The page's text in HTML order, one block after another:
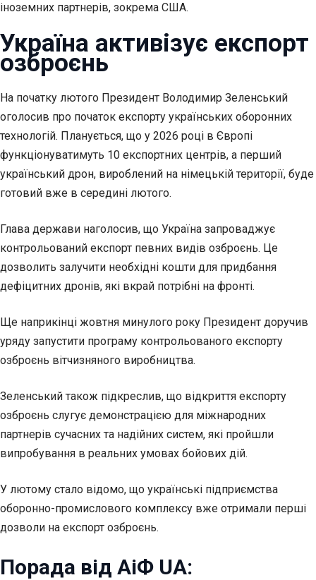
іноземних партнерів, зокрема США.
Україна активізує експорт
озброєнь
На початку лютого Президент Володимир Зеленський
оголосив про початок експорту українських оборонних
технологій. Планується, що у 2026 році в Європі
функціонуватимуть 10 експортних центрів, а перший
український дрон, вироблений на німецькій території, буде
готовий вже в середині лютого.
Глава держави наголосив, що Україна запроваджує
контрольований експорт певних видів озброєнь. Це
дозволить залучити необхідні кошти для придбання
дефіцитних дронів, які вкрай потрібні на фронті.
Ще наприкінці жовтня минулого року Президент доручив
уряду запустити програму контрольованого експорту
озброєнь вітчизняного виробництва.
Зеленський також підкреслив, що відкриття експорту
озброєнь слугує демонстрацією для міжнародних
партнерів сучасних та надійних систем, які пройшли
випробування в реальних умовах бойових дій.
У лютому стало відомо, що українські підприємства
оборонно-промислового комплексу вже отримали перші
дозволи на експорт озброєнь.
Порада від АіФ UA: